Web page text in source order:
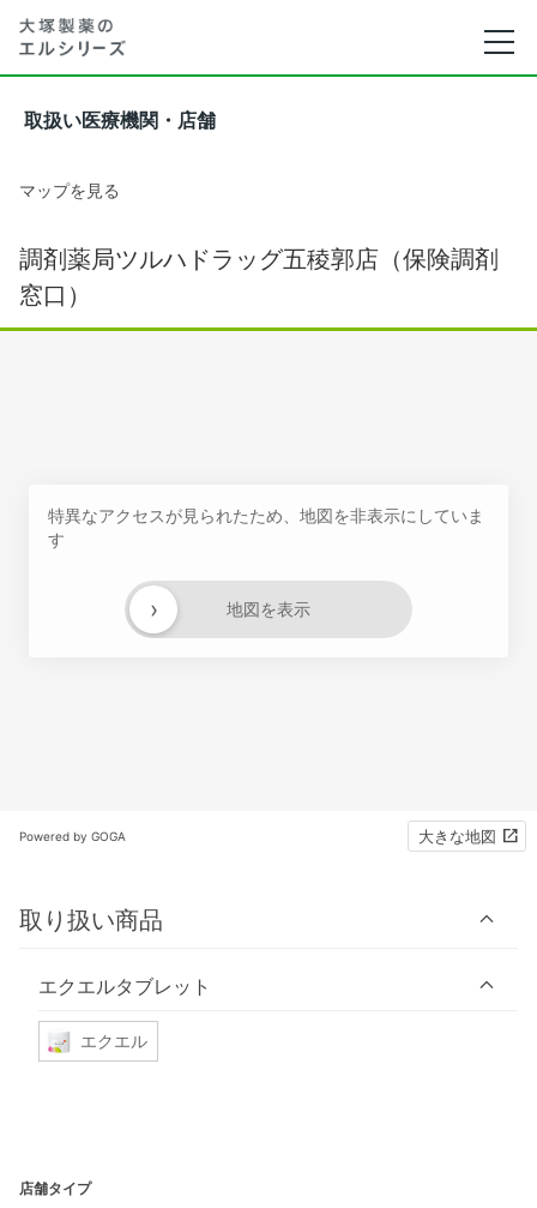
取扱い医療機関・店舗
マップを見る
調剤薬局ツルハドラッグ五稜郭店（保険調剤
窓口）
特異なアクセスが見られたため、地図を非表示にしていま
す
地図を表示
›
Powered by GOGA 大きな地図
取り扱い商品
エクエルタブレット
エクエル
店舗タイプ